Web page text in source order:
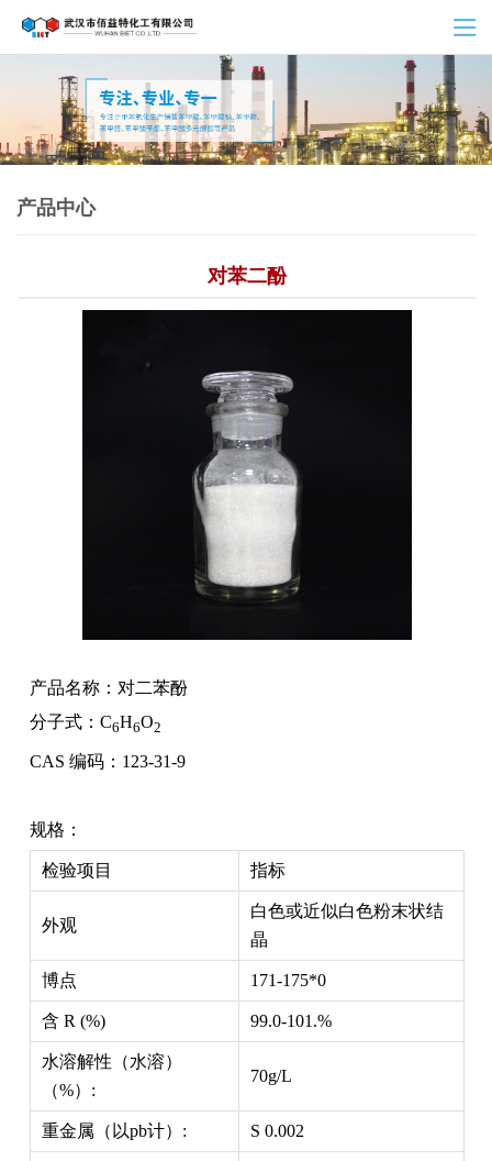
产品中心
对苯二酚
产品名称：对二苯酚
分子式：C6H6O2
CAS 编码：123-31-9
规格：
检验项目 指标
外观
白色或近似白色粉末状结
晶
博点 171-175*0
含 R (%) 99.0-101.%
水溶解性（水溶）
（%）:
70g/L
重金属（以pb计）: S 0.002